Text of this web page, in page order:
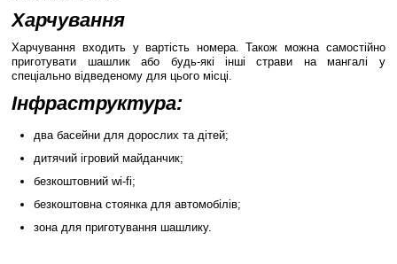
Харчування
Харчування входить у вартість номера. Також можна самостійно
приготувати шашлик або будь-які інші страви на мангалі у
спеціально відведеному для цього місці.
Інфраструктура:
два басейни для дорослих та дітей;
дитячий ігровий майданчик;
безкоштовний wi-fi;
безкоштовна стоянка для автомобілів;
зона для приготування шашлику.